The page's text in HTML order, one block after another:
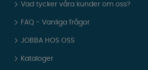
Vad tycker våra kunder om oss?
FAQ - Vanliga frågor
JOBBA HOS OSS
Kataloger